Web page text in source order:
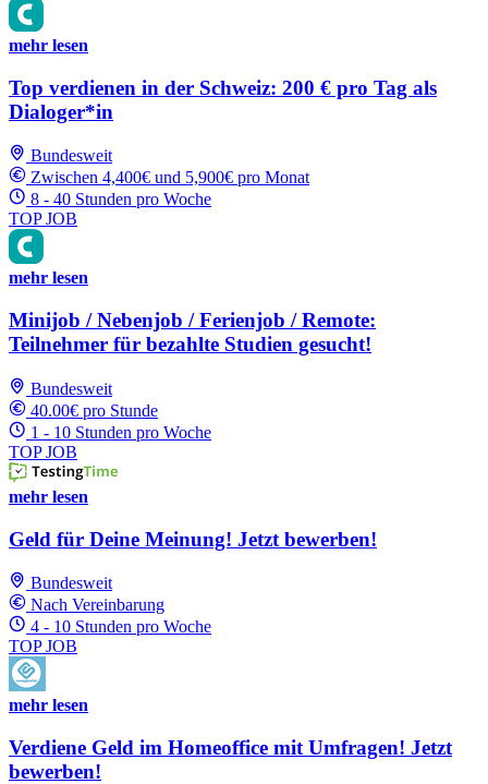
mehr lesen
Top verdienen in der Schweiz: 200 € pro Tag als
Dialoger*in
Bundesweit
Zwischen 4,400€ und 5,900€ pro Monat
8 - 40 Stunden pro Woche
TOP JOB
mehr lesen
Minijob / Nebenjob / Ferienjob / Remote:
Teilnehmer für bezahlte Studien gesucht!
Bundesweit
40.00€ pro Stunde
1 - 10 Stunden pro Woche
TOP JOB
mehr lesen
Geld für Deine Meinung! Jetzt bewerben!
Bundesweit
Nach Vereinbarung
4 - 10 Stunden pro Woche
TOP JOB
mehr lesen
Verdiene Geld im Homeoffice mit Umfragen! Jetzt
bewerben!